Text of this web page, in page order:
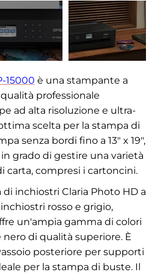
15000 è una stampante a
professionale
ad alta risoluzione e ultra-
scelta per la stampa di
senza bordi fino a 13" x 19",
grado di gestire una varietà
carta, compresi i cartoncini.
inchiostri Claria Photo HD a
rosso e grigio,
un'ampia gamma di colori
di qualità superiore. È
posteriore per supporti
per la stampa di buste. Il